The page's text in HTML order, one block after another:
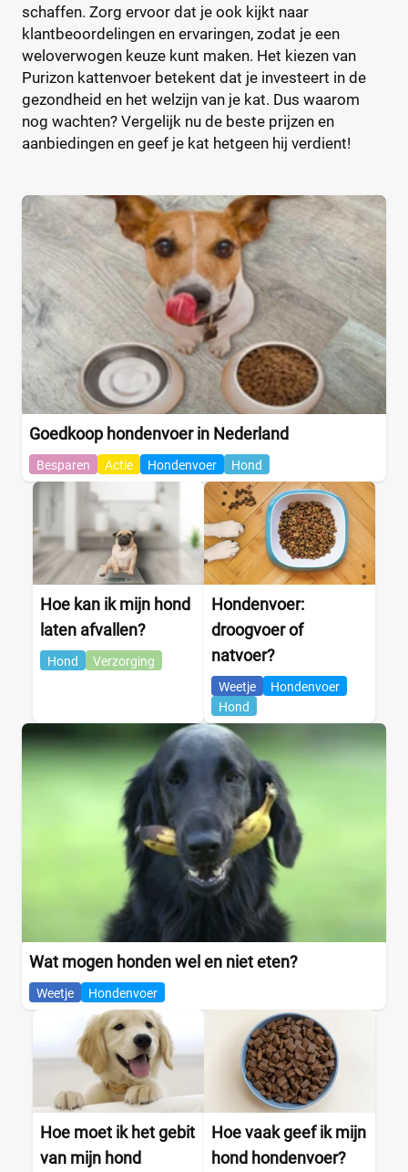
schaffen. Zorg ervoor dat je ook kijkt naar
klantbeoordelingen en ervaringen, zodat je een
weloverwogen keuze kunt maken. Het kiezen van
Purizon kattenvoer betekent dat je investeert in de
gezondheid en het welzijn van je kat. Dus waarom
nog wachten? Vergelijk nu de beste prijzen en
aanbiedingen en geef je kat hetgeen hij verdient!
Goedkoop hondenvoer in Nederland
Besparen Actie Hondenvoer Hond
Hoe kan ik mijn hond
laten afvallen?
Hond Verzorging
Hondenvoer:
droogvoer of
natvoer?
Weetje
Hondenvoer
Hond
Wat mogen honden wel en niet eten?
Weetje Hondenvoer
Hoe moet ik het gebit
van mijn hond
Hoe vaak geef ik mijn
hond hondenvoer?